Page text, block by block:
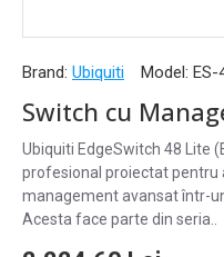
Brand: Ubiquiti Model: ES-
Ubiquiti EdgeSwitch 48 Lite
profesional proiectat
management avansat într-
Acesta face parte din seria..